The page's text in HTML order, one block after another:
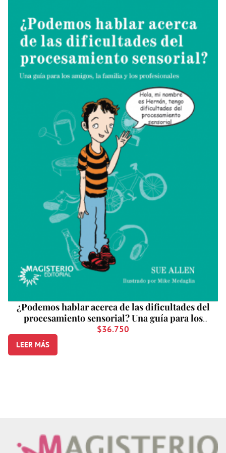
¿Podemos hablar acerca de las dificultades del
procesamiento sensorial? Una guía para los
amigos, la familia y los profesionales
$36.750
LEER MÁS